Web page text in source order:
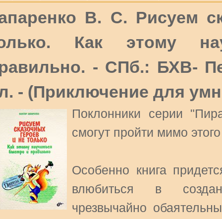
В. С. Рисуем
Как этому
- СПб.: БХВ-
- (Приключение для
Поклонники серии
смогут пройти мимо
Особенно книга
влюбиться в
чрезвычайно